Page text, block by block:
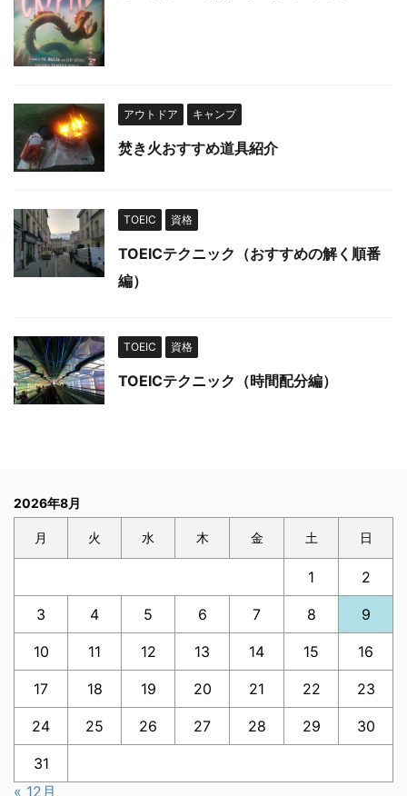
アウトドア キャンプ
焚き火おすすめ道具紹介
TOEIC 資格
TOEICテクニック（おすすめの解く順番
編）
TOEIC 資格
TOEICテクニック（時間配分編）
2026年8月
月 火 水 木 金 土 日
1 2
3 4 5 6 7 8 9
10 11 12 13 14 15 16
17 18 19 20 21 22 23
24 25 26 27 28 29 30
31
« 12月